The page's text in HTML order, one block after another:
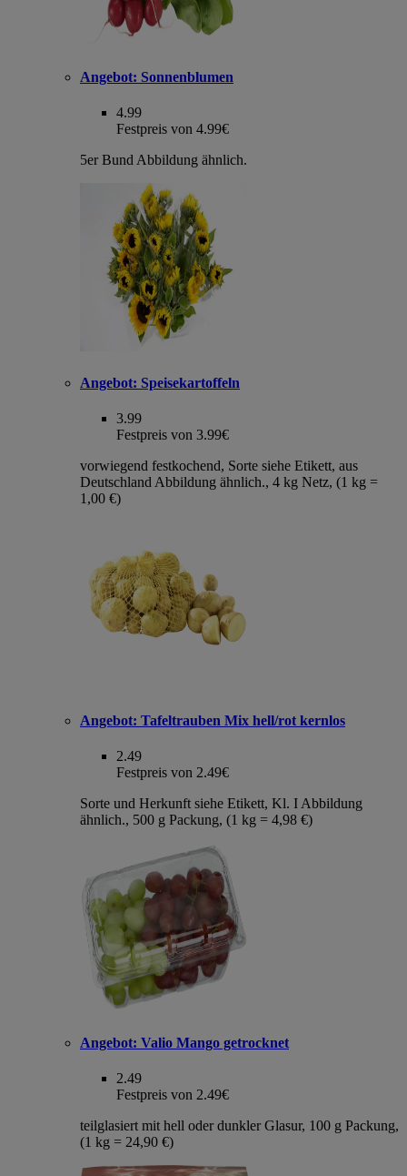
Angebot: Sonnenblumen
4.99
Festpreis von 4.99€
5er Bund Abbildung ähnlich.
Angebot: Speisekartoffeln
3.99
Festpreis von 3.99€
vorwiegend festkochend, Sorte siehe Etikett, aus
Deutschland Abbildung ähnlich., 4 kg Netz, (1 kg =
1,00 €)
Angebot: Tafeltrauben Mix hell/rot kernlos
2.49
Festpreis von 2.49€
Sorte und Herkunft siehe Etikett, Kl. I Abbildung
ähnlich., 500 g Packung, (1 kg = 4,98 €)
Angebot: Valio Mango getrocknet
2.49
Festpreis von 2.49€
teilglasiert mit hell oder dunkler Glasur, 100 g Packung,
(1 kg = 24,90 €)